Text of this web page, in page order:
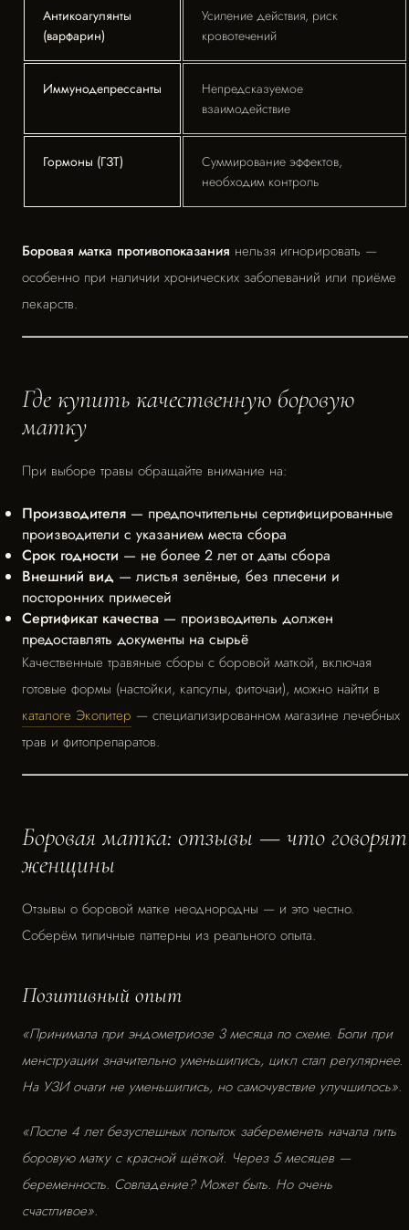
Антикоагулянты
(варфарин)
Усиление действия, риск
кровотечений
Иммунодепрессанты
Непредсказуемое
взаимодействие
Гормоны (ГЗТ)
Суммирование эффектов,
необходим контроль
Боровая матка противопоказания нельзя игнорировать —
особенно при наличии хронических заболеваний или приёме
лекарств.
Где купить качественную боровую
матку
При выборе травы обращайте внимание на:
Производителя — предпочтительны сертифицированные
производители с указанием места сбора
Срок годности — не более 2 лет от даты сбора
Внешний вид — листья зелёные, без плесени и
посторонних примесей
Сертификат качества — производитель должен
предоставлять документы на сырьё
Качественные травяные сборы с боровой маткой, включая
готовые формы (настойки, капсулы, фиточаи), можно найти в
каталоге Экопитер — специализированном магазине лечебных
трав и фитопрепаратов.
Боровая матка: отзывы — что говорят
женщины
Отзывы о боровой матке неоднородны — и это честно.
Соберём типичные паттерны из реального опыта.
Позитивный опыт
«Принимала при эндометриозе 3 месяца по схеме. Боли при
менструации значительно уменьшились, цикл стал регулярнее.
На УЗИ очаги не уменьшились, но самочувствие улучшилось».
«После 4 лет безуспешных попыток забеременеть начала пить
боровую матку с красной щёткой. Через 5 месяцев —
беременность. Совпадение? Может быть. Но очень
счастливое».